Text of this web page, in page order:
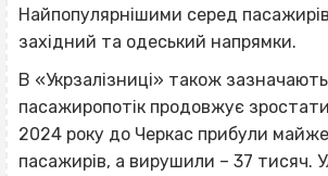
Найпопулярнішими серед
західний та одеський напрямки.
В «Укрзалізниці» також
пасажиропотік продовжує
2024 року до Черкас прибули
пасажирів, а вирушили – 37 тисяч.